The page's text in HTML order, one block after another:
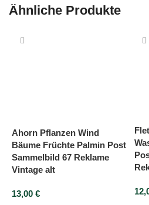
Ähnliche Produkte
Ahorn Pflanzen Wind
Bäume Früchte Palmin Post
Sammelbild 67 Reklame
Vintage alt
13,00 €